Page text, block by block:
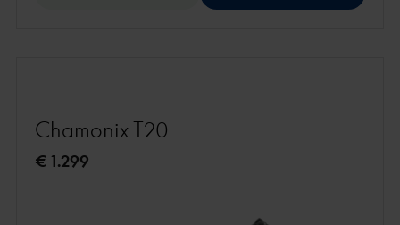
Chamonix T20
€ 1.299